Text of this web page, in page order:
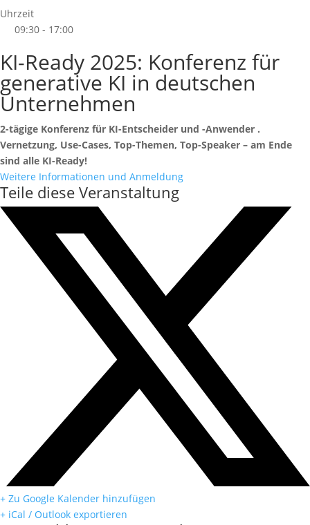
Uhrzeit
09:30 - 17:00
KI-Ready 2025: Konferenz für
generative KI in deutschen
Unternehmen
2-tägige Konferenz für KI-Entscheider und -Anwender .
Vernetzung, Use-Cases, Top-Themen, Top-Speaker – am Ende
sind alle KI-Ready!
Weitere Informationen und Anmeldung
Teile diese Veranstaltung
+ Zu Google Kalender hinzufügen
+ iCal / Outlook exportieren